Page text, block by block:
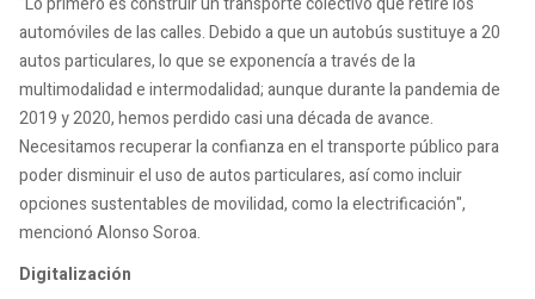
automóviles de las calles. Debido a que un autobús sustituye a 20
autos particulares, lo que se exponencía a través de la
multimodalidad e intermodalidad; aunque durante la pandemia de
2019 y 2020, hemos perdido casi una década de avance.
Necesitamos recuperar la confianza en el transporte público para
poder disminuir el uso de autos particulares, así como incluir
opciones sustentables de movilidad, como la electrificación",
mencionó Alonso Soroa.
Digitalización